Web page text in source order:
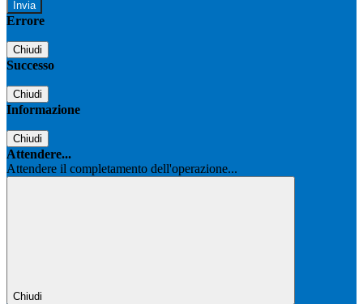
Errore
Chiudi
Successo
Chiudi
Informazione
Chiudi
Attendere...
Attendere il completamento dell'operazione...
Chiudi